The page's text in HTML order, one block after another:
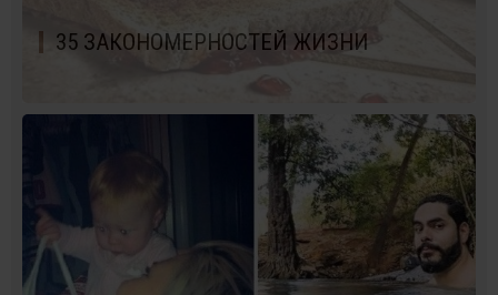
35 ЗАКОНОМЕРНОСТЕЙ ЖИЗНИ